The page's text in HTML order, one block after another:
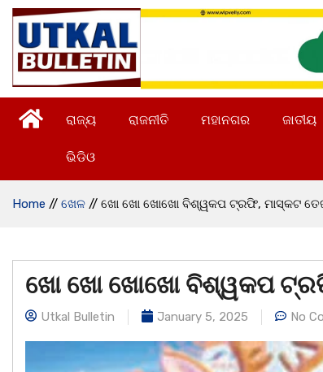
ରାଜ୍ୟ ରାଜନୀତି ମହାନଗର ଜାତୀୟ
ଭିଡିଓ
Home // ଖେଳ // ଖୋ ଖୋ ଖୋଖୋ ବିଶ୍ୱକପ ଟ୍ରଫି, ମାସ୍କଟ
ଖୋ ଖୋ ଖୋଖୋ ବିଶ୍ୱକପ
Utkal Bulletin January 5, 2025 No